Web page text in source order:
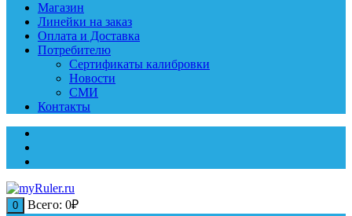
Магазин
Линейки на заказ
Оплата и Доставка
Потребителю
Сертификаты калибровки
Новости
СМИ
Контакты
0 Всего: 0₽